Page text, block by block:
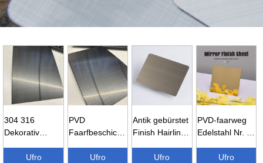
304 316
Dekorativ
Gebürstet
Ufro
PVD
Faarfbeschichtung
Hoerlinnfaarf ...
Ufro
Antik gebürstet
Finish Hairline
Ufro
PVD-faarweg
Edelstahl Nr. 8
Ufro